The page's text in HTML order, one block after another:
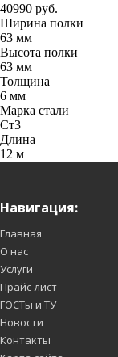
40990 руб.
Ширина полки
63 мм
Высота полки
63 мм
Толщина
6 мм
Марка стали
Ст3
Длина
12 м
Навигация:
Главная
О нас
Услуги
Прайс-лист
ГОСТы и ТУ
Новости
Контакты